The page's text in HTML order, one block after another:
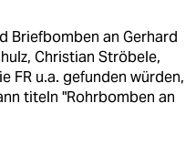
Briefbomben an Gerhard
Christian Ströbele,
FR u.a. gefunden würden,
titeln "Rohrbomben an